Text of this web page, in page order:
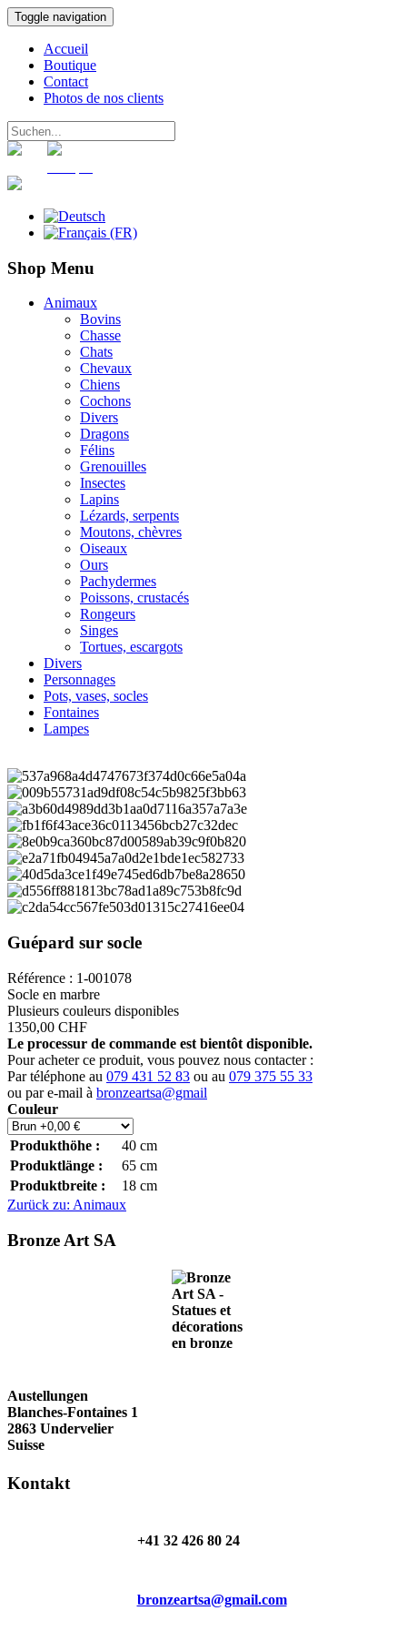
Toggle navigation
Accueil
Boutique
Contact
Photos de nos clients
Shop Menu
Animaux
Bovins
Chasse
Chats
Chevaux
Chiens
Cochons
Divers
Dragons
Félins
Grenouilles
Insectes
Lapins
Lézards, serpents
Moutons, chèvres
Oiseaux
Ours
Pachydermes
Poissons, crustacés
Rongeurs
Singes
Tortues, escargots
Divers
Personnages
Pots, vases, socles
Fontaines
Lampes
Guépard sur socle
Référence : 1-001078
Socle en marbre
Plusieurs couleurs disponibles
1350,00 CHF
Le processur de commande est bientôt disponible.
Pour acheter ce produit, vous pouvez nous contacter :
Par téléphone au 079 431 52 83 ou au 079 375 55 33
ou par e-mail à bronzeartsa@gmail
Couleur
Produkthöhe : 40 cm
Produktlänge :
65 cm
Produktbreite :
18 cm
Zurück zu: Animaux
Bronze Art SA
Austellungen
Blanches-Fontaines 1
2863 Undervelier
Suisse
Kontakt
+41 32 426 80 24
bronzeartsa@gmail.com